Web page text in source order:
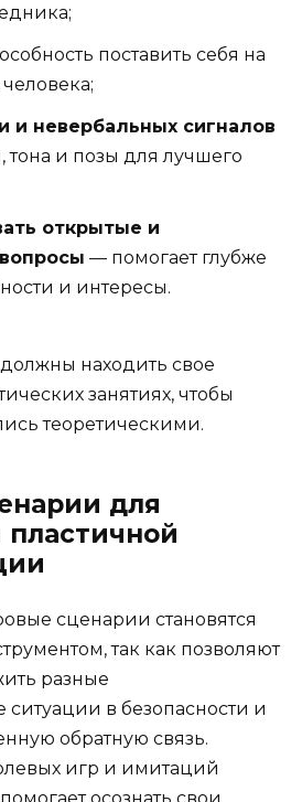
поставить себя на
и невербальных сигналов
тона и позы для лучшего
открытые и
— помогает глубже
и интересы.
находить свое
занятиях, чтобы
теоретическими.
для
сценарии становятся
так как позволяют
разные
в безопасности и
обратную связь.
игр и имитаций